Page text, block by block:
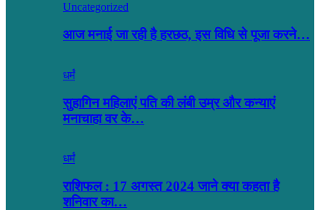
Uncategorized
आज मनाई जा रही है हरछठ, इस विधि से पूजा करने…
धर्मं
सुहागिन महिलाएं पति की लंबी उम्र और कन्याएं
मनाचाहा वर के…
धर्मं
राशिफल : 17 अगस्त 2024 जाने क्या कहता है
शनिवार का…